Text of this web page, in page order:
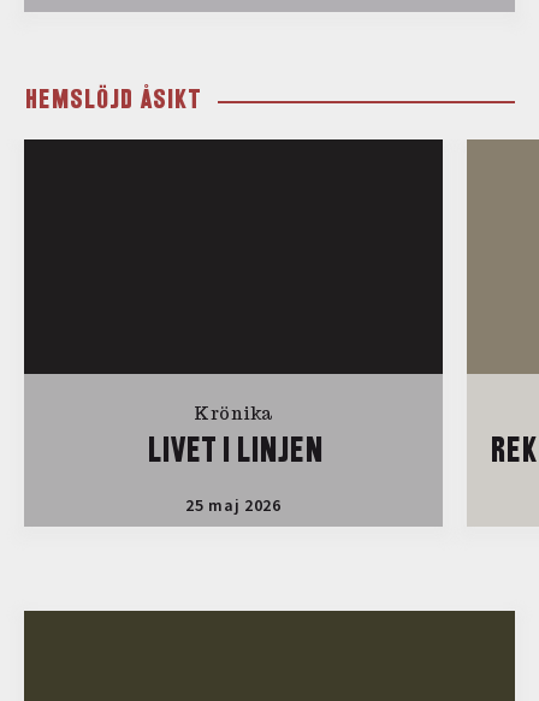
HEMSLÖJD ÅSIKT
Krönika
LIVET I LINJEN
25 maj 2026